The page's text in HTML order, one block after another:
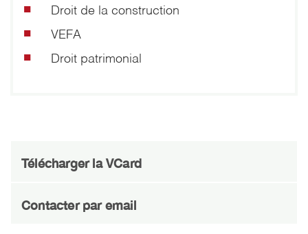
Droit de la construction
VEFA
Droit patrimonial
Télécharger la VCard
Contacter par email